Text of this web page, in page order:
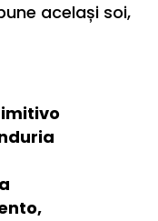
același soi,